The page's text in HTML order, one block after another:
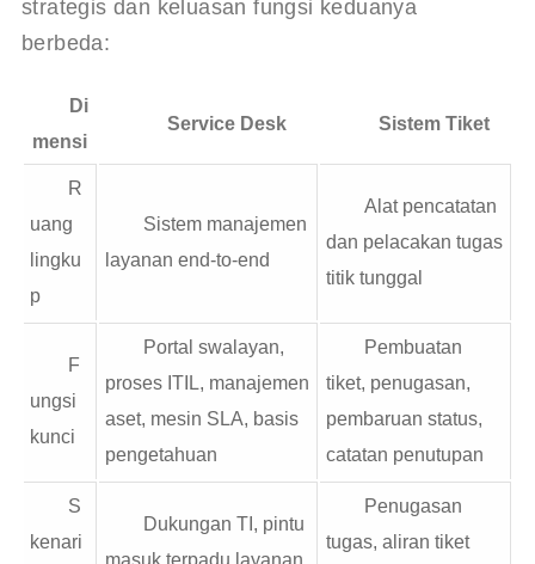
strategis dan keluasan fungsi keduanya
berbeda:
Di
mensi
Service Desk Sistem Tiket
R
uang
lingku
p
Sistem manajemen
layanan end-to-end
Alat pencatatan
dan pelacakan tugas
titik tunggal
F
ungsi
kunci
Portal swalayan,
proses ITIL, manajemen
aset, mesin SLA, basis
pengetahuan
Pembuatan
tiket, penugasan,
pembaruan status,
catatan penutupan
S
kenari
Dukungan TI, pintu
masuk terpadu layanan
Penugasan
tugas, aliran tiket